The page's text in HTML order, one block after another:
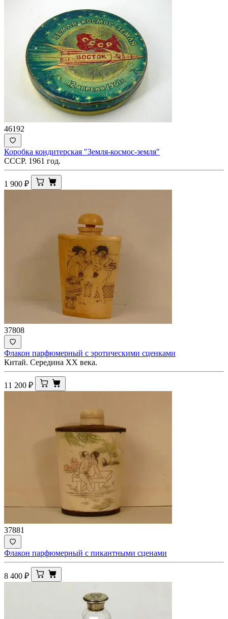
46192
Коробка кондитерская "Земля-космос-земля"
СССР. 1961 год.
1 900 ₽
37808
Флакон парфюмерный с эротическими сценками
Китай. Середина ХХ века.
11 200 ₽
37881
Флакон парфюмерный с пикантными сценами
8 400 ₽